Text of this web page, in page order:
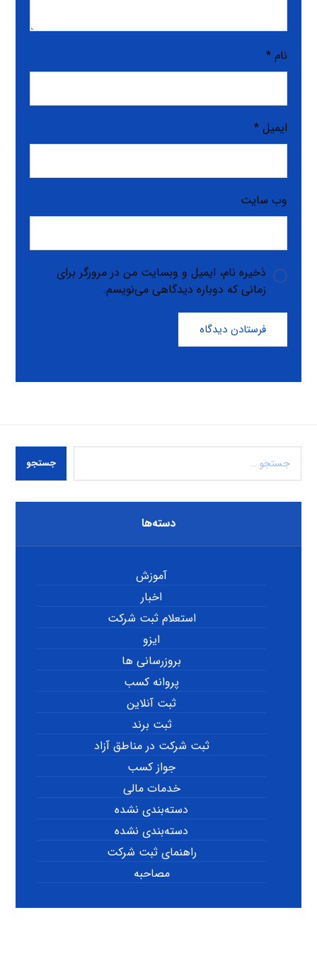
نام*
ایمیل*
وب‌ سایت
ذخیره نام، ایمیل و وبسایت من در مرورگر برای
زمانی که دوباره دیدگاهی می‌نویسم.
فرستادن دیدگاه
جستجو
دسته‌ها
آموزش
اخبار
استعلام ثبت شرکت
ایزو
بروزرسانی ها
پروانه کسب
ثبت آنلاین
ثبت برند
ثبت شرکت در مناطق آزاد
جواز کسب
خدمات مالی
دسته‌بندی نشده
دسته‌بندی نشده
راهنمای ثبت شرکت
مصاحبه